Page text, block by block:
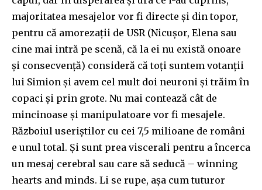
majoritatea mesajelor vor fi directe și din topor,
pentru că amorezații de USR (Nicușor, Elena sau
cine mai intră pe scenă, că la ei nu există onoare
și consecvență) consideră că toți suntem votanții
lui Simion și avem cel mult doi neuroni și trăim în
copaci și prin grote. Nu mai contează cât de
mincinoase și manipulatoare vor fi mesajele.
Războiul useriștilor cu cei 7,5 milioane de români
e unul total. Și sunt prea viscerali pentru a încerca
un mesaj cerebral sau care să seducă – winning
hearts and minds. Li se rupe, așa cum tuturor